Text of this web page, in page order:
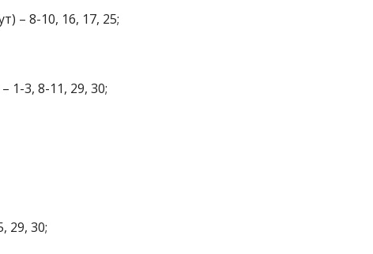
– 8-10, 16, 17, 25;
1-3, 8-11, 29, 30;
29, 30;